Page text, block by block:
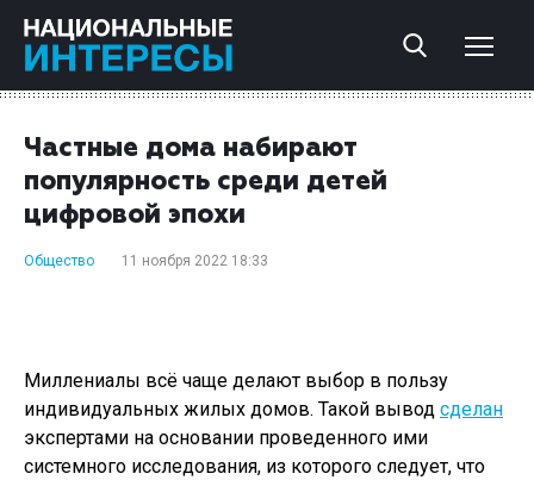
Частные дома набирают
популярность среди детей
цифровой эпохи
Общество 11 ноября 2022 18:33
Миллениалы всё чаще делают выбор в пользу
индивидуальных жилых домов. Такой вывод сделан
экспертами на основании проведенного ими
системного исследования, из которого следует, что